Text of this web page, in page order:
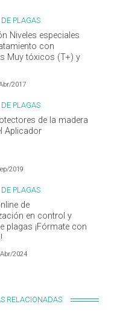
PLAGAS
Niveles especiales
con
Muy tóxicos (T+) y
2017
PLAGAS
de la madera
Aplicador
2019
PLAGAS
de
en control y
plagas ¡Fórmate con
2024
RELACIONADAS